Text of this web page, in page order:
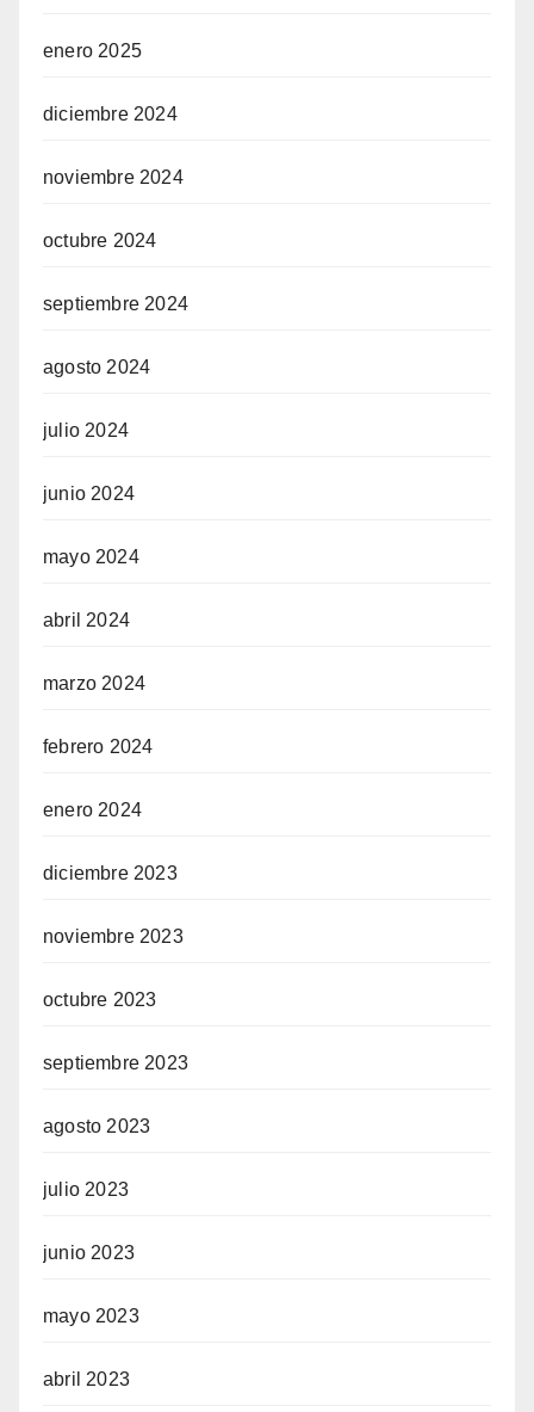
enero 2025
diciembre 2024
noviembre 2024
octubre 2024
septiembre 2024
agosto 2024
julio 2024
junio 2024
mayo 2024
abril 2024
marzo 2024
febrero 2024
enero 2024
diciembre 2023
noviembre 2023
octubre 2023
septiembre 2023
agosto 2023
julio 2023
junio 2023
mayo 2023
abril 2023